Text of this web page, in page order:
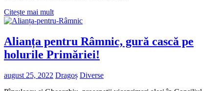
Citește mai mult
Alianța pentru Râmnic, gură cască pe
holurile Primăriei!
august 25, 2022 Dragoș Diverse